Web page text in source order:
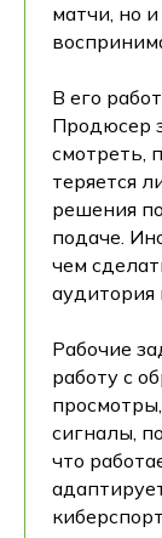
матчи, но
В его
Продюсер
смотреть,
теряется
решения
подаче.
чем
аудитория
Рабочие
работу с
сигналы,
что